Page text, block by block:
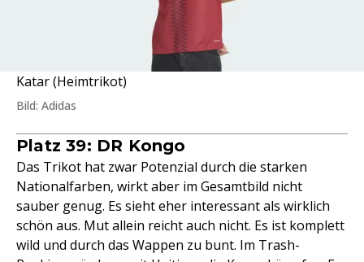
Katar (Heimtrikot)
Bild: Adidas
Platz 39: DR Kongo
Das Trikot hat zwar Potenzial durch die starken
Nationalfarben, wirkt aber im Gesamtbild nicht
sauber genug. Es sieht eher interessant als wirklich
schön aus. Mut allein reicht auch nicht. Es ist komplett
wild und durch das Wappen zu bunt. Im Trash-